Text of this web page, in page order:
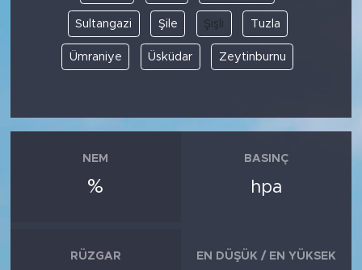
Sultangazi Şile Şişli Tuzla
Ümraniye Üsküdar Zeytinburnu
NEM
%
BASINÇ
hpa
RÜZGAR EN DÜŞÜK / EN YÜKSEK